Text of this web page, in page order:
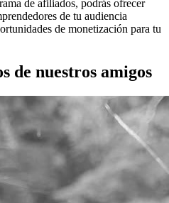
de afiliados, podrás ofrecer
de tu audiencia
de monetización para tu
de nuestros amigos